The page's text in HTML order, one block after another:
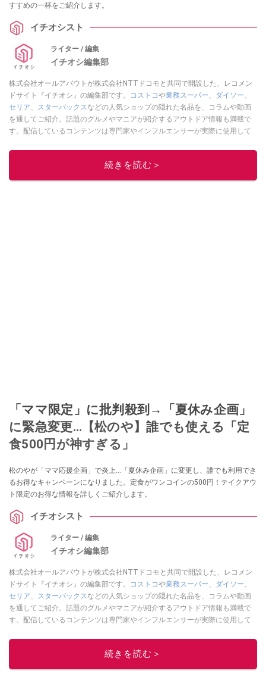
すすめの一杯をご紹介します。
イチオシスト
ライター / 編集
イチオシ編集部
株式会社オールアバウトが株式会社NTTドコモと共同で開設した、レコメン
ドサイト『イチオシ』の編集部です。
コストコや業務スーパー、 ダイソー、
セリア、 スターバックスなどの人気ショップの隠れた名品を、コラムや動画
を通してご紹介。話題のグルメやマニアが紹介するアウトドア情報も満載で
す。配信しているコンテンツは専門家やインフルエンサーが実際に使用して
ニュースでフォロー
続きを読む＞
「ママ限定」に批判殺到→「夏休み企画」
に緊急変更…【松のや】誰でも使える「定
食500円が神すぎる」
松のやが「ママ応援企画」で炎上…「夏休み企画」に変更し、誰でも利用でき
るお得なキャンペーンになりました。定食がワンコインの500円！テイクアウ
ト限定のお得な情報を詳しくご紹介します。
イチオシスト
ライター / 編集
イチオシ編集部
株式会社オールアバウトが株式会社NTTドコモと共同で開設した、レコメン
ドサイト『イチオシ』の編集部です。
コストコや業務スーパー、 ダイソー、
セリア、 スターバックスなどの人気ショップの隠れた名品を、コラムや動画
を通してご紹介。話題のグルメやマニアが紹介するアウトドア情報も満載で
す。配信しているコンテンツは専門家やインフルエンサーが実際に使用して
ニュースでフォロー
続きを読む＞